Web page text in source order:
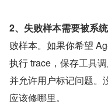
2、失败样本需要被系统
败样本。如果你希望
执行 trace，保存工具
并允许用户标记问题。
应该修哪里。